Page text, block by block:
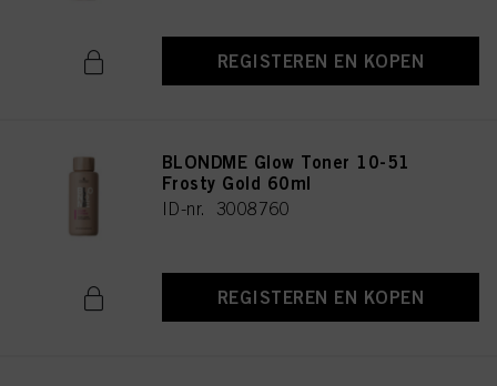
REGISTEREN EN KOPEN
BLONDME Glow Toner 10-51
Frosty Gold 60ml
ID-nr. 3008760
REGISTEREN EN KOPEN